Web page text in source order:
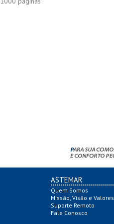
ASTEMAR
Quem Somos
Missão, Visão e Valores
Suporte Remoto
Fale Conosco